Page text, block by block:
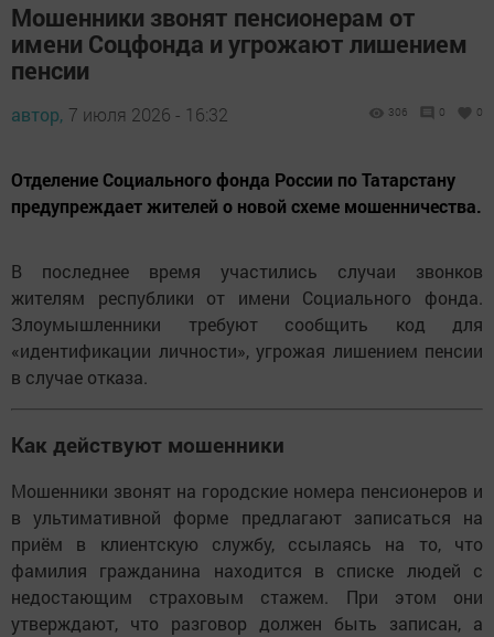
Мошенники звонят пенсионерам от
имени Соцфонда и угрожают лишением
пенсии
автор, 7 июля 2026 - 16:32 306 0 0
Отделение Социального фонда России по Татарстану
предупреждает жителей о новой схеме мошенничества.
В последнее время участились случаи звонков
жителям республики от имени Социального фонда.
Злоумышленники требуют сообщить код для
«идентификации личности», угрожая лишением пенсии
в случае отказа.
Как действуют мошенники
Мошенники звонят на городские номера пенсионеров и
в ультимативной форме предлагают записаться на
приём в клиентскую службу, ссылаясь на то, что
фамилия гражданина находится в списке людей с
недостающим страховым стажем. При этом они
утверждают, что разговор должен быть записан, а